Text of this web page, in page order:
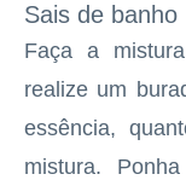
Sais de banho
Faça a
realize um
essência,
mistura.